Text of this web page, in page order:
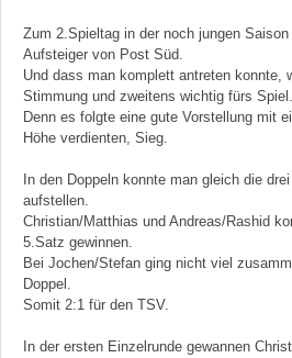
Zum 2.Spieltag in der noch jungen
Aufsteiger von Post Süd.
Und dass man komplett antreten konnte,
Stimmung und zweitens wichtig fürs Spiel.
Denn es folgte eine gute Vorstellung mit
Höhe verdienten, Sieg.
In den Doppeln konnte man gleich die
aufstellen.
Christian/Matthias und Andreas/Rashid
5.Satz gewinnen.
Bei Jochen/Stefan ging nicht viel
Doppel.
Somit 2:1 für den TSV.
In der ersten Einzelrunde gewannen